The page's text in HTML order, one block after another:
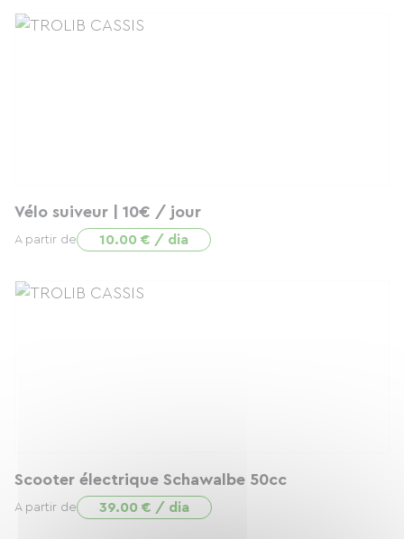
Vélo suiveur | 10€ / jour
A partir de 10.00 € / dia
Scooter électrique Schawalbe 50cc
A partir de 39.00 € / dia